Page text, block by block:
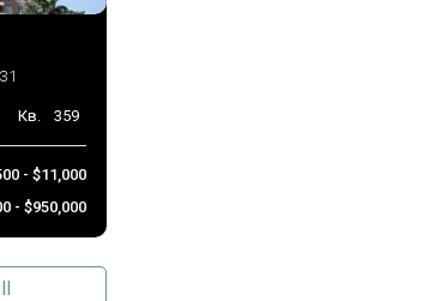
Кв. 359
- $11,000
- $950,000